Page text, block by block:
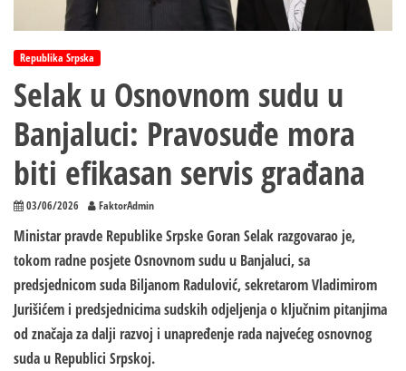
Republika Srpska
Selak u Osnovnom sudu u
Banjaluci: Pravosuđe mora
biti efikasan servis građana
03/06/2026 FaktorAdmin
Ministar pravde Republike Srpske Goran Selak razgovarao je,
tokom radne posjete Osnovnom sudu u Banjaluci, sa
predsjednicom suda Biljanom Radulović, sekretarom Vladimirom
Jurišićem i predsjednicima sudskih odjeljenja o ključnim pitanjima
od značaja za dalji razvoj i unapređenje rada najvećeg osnovnog
suda u Republici Srpskoj.